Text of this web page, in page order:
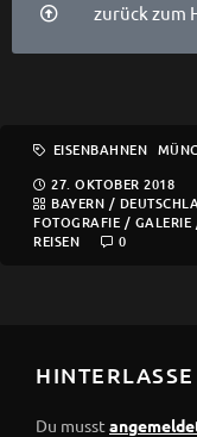
zurück zum
EISENBAHNEN
27. OKTOBER 2018
BAYERN /
FOTOGRAFIE / GALERIE
REISEN
0
Du musst